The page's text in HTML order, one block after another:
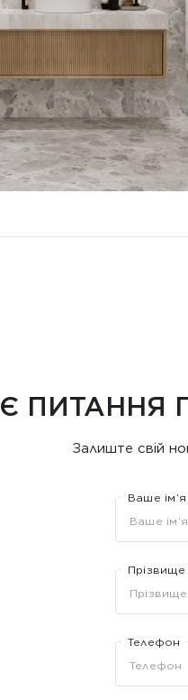
Є ПИТАННЯ
Залиште свій
Ваше ім’я
Прізвище
Телефон